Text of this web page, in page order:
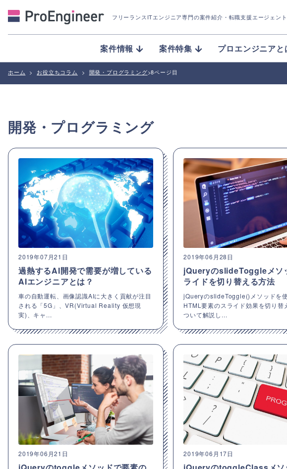
フリーランスITエンジニア専門の案件紹介 ・転職支援エージェン
案件情報 案件特集 プロエンジニアと
ホーム > お役立ちコラム > 開発・プログラミング>8ページ目
開発・プログラミング
2019年07月21日
過熱するAI開発で需要が増している
AIエンジニアとは？
車の自動運転、画像認識AIに大きく貢献が注目
される「5G」、VR(Virtual Reality 仮想現
実)、キャ...
2019年06月28日
jQueryのslideToggleメソ
ライドを切り替える方法
jQueryのslideToggle()メソッドを
HTML要素のスライド効果を切り替
ついて解説し...
2019年06月21日 2019年06月17日